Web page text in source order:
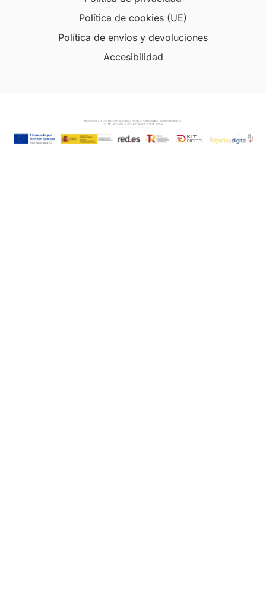
Política de cookies (UE)
Política de envíos y devoluciones
Accesibilidad